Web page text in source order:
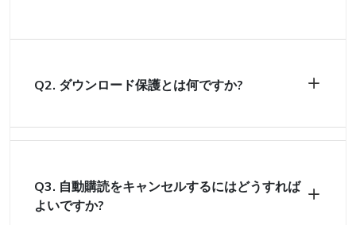
Q2. ダウンロード保護とは何ですか?
Q3. 自動購読をキャンセルするにはどうすれば
よいですか?